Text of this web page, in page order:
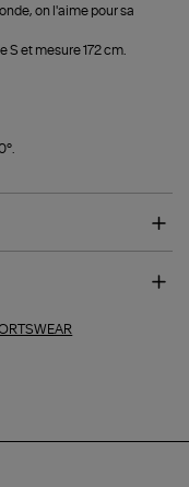
on l'aime pour sa
S et mesure 172 cm.